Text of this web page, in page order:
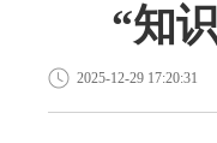
“知
2025-12-29 17:20:31